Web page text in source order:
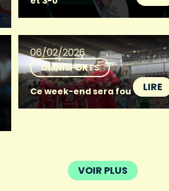
06/02/2026
OMNISPORTS
Ce week-end sera fou
LIRE
VOIR PLUS